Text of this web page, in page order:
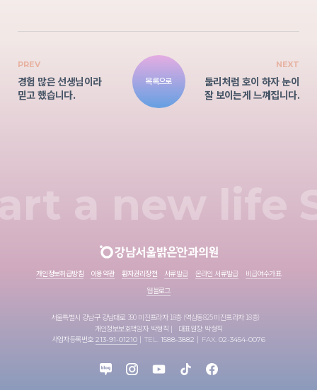
PREV
경험 많은 선생님이라
믿고 했습니다.
목록으로
NEXT
둘리처럼 호이 하자 눈이
잘 보이는게 느껴집니다.
a new life
개인정보취급방침 이용약관 환자권리장전 서류발급 온라인 서류발급
비급여수가표
웹블로그
서울특별시 강남구 강남대로 390 미진프라자 18층 (역삼동825 미진프라자 18층)
개인정보보호책임자: 박형직
대표원장: 박형직
사업자등록번호:213-91-01210 TEL.1588-3882 FAX.02-3454-0076